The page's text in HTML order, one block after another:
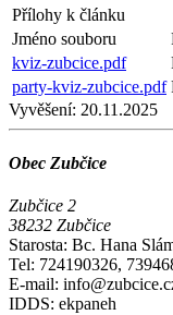
Přílohy k článku
Jméno souboru
kviz-zubcice.pdf
party-kviz-zubcice.pdf
Vyvěšení: 20.11.2025
Obec Zubčice
Zubčice 2
38232 Zubčice
Starosta: Bc. Hana
Tel: 724190326,
E-mail:
IDDS: ekpaneh